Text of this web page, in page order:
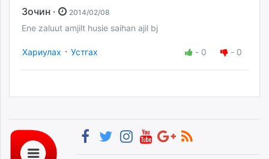
Зочин · 2014/02/08
Ene zaluut amjilt husie saihan ajil bj
Хариулах · Устгах - 0 - 0